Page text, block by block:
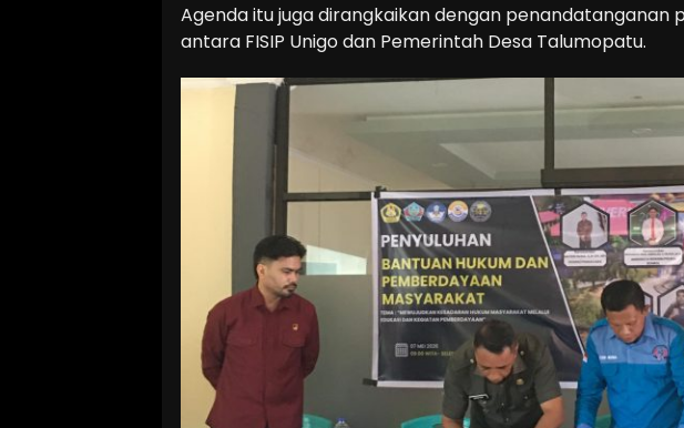
Agenda itu juga dirangkaikan dengan penandatanganan
antara FISIP Unigo dan Pemerintah Desa Talumopatu.